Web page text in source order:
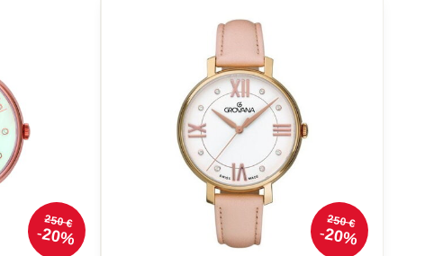
250 €
20%
250 €
20%